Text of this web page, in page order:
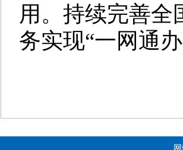
用。持续完善
务实现“一网通